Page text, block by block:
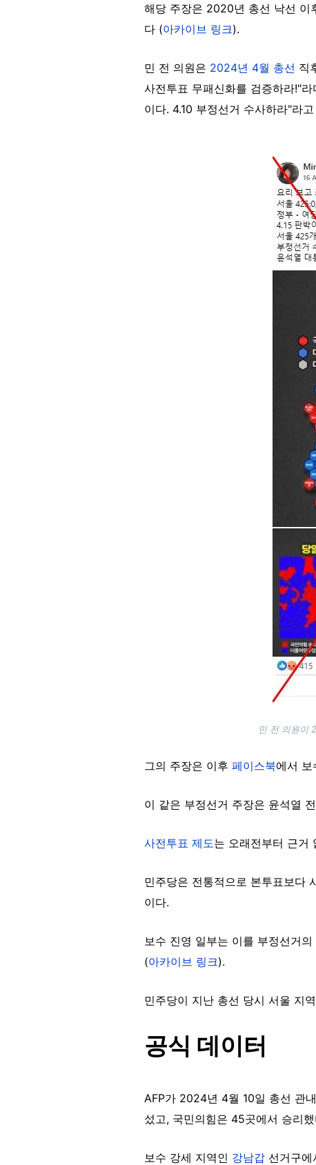
해당 주장은 2020년 총선 낙선 이
다 (아카이브 링크).
민 전 의원은 2024년 4월 총선 직
사전투표 무패신화를 검증하라!"
이다. 4.10 부정선거 수사하라"라
민 전 의원이
그의 주장은 이후 페이스북에서 보
이 같은 부정선거 주장은 윤석열
사전투표 제도는 오래전부터 근거
민주당은 전통적으로 본투표보다
이다.
보수 진영 일부는 이를 부정선거
(아카이브 링크).
민주당이 지난 총선 당시 서울 지
공식 데이터
AFP가 2024년 4월 10일 총선 관
섰고, 국민의힘은 45곳에서 승리
보수 강세 지역인 강남갑 선거구